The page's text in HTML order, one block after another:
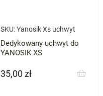
SKU:Yanosik Xs uchwyt
Dedykowany uchwyt do
YANOSIK XS
Cena
35,00 zł